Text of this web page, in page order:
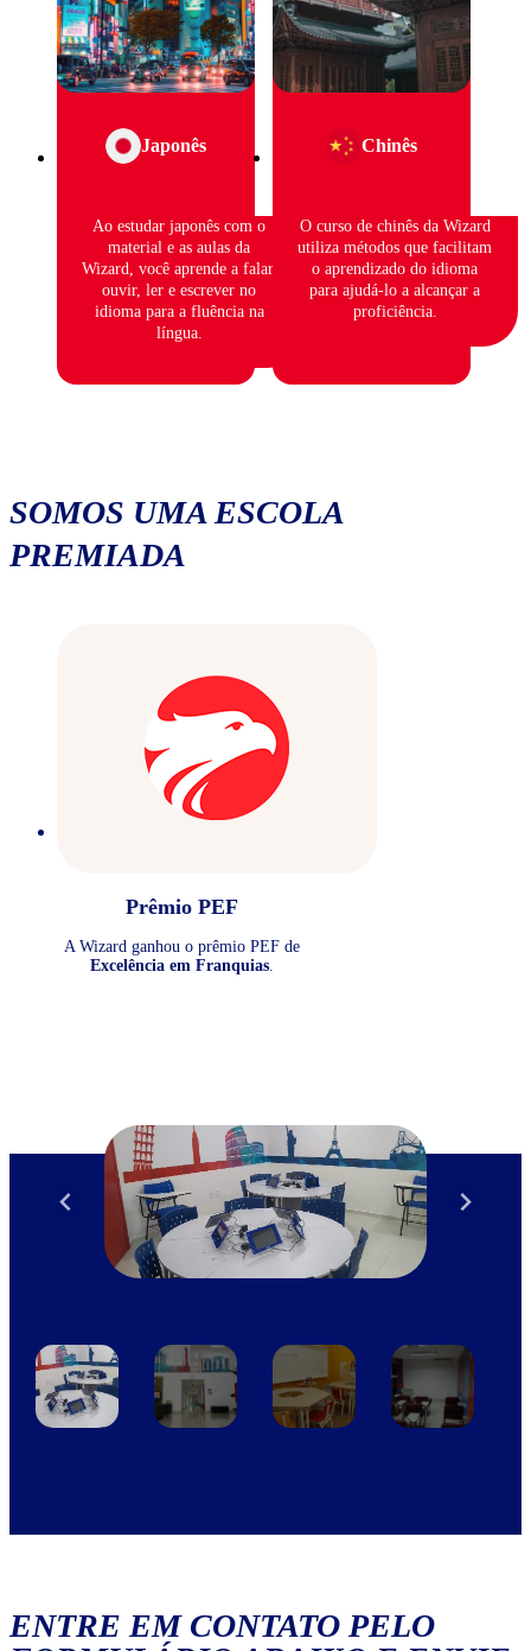
Japonês
Ao estudar japonês com o
material e as aulas da
Wizard, você aprende a falar,
ouvir, ler e escrever no
idioma para a fluência na
língua.
Chinês
O curso de chinês da Wizard
utiliza métodos que facilitam
o aprendizado do idioma
para ajudá-lo a alcançar a
proficiência.
SOMOS UMA ESCOLA
PREMIADA
Prêmio PEF
A Wizard ganhou o prêmio PEF de
Excelência em Franquias.
ENTRE EM CONTATO PELO